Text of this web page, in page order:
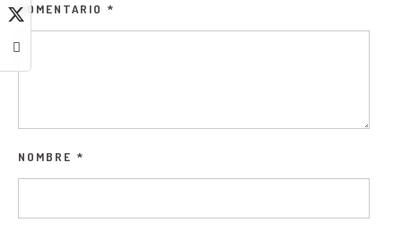
COMENTARIO *
NOMBRE *